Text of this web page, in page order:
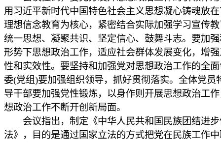
用习近平新时代中国特色社会主义思想凝心铸魂放
理想信念教育为核心，紧密结合实际加强学习宣传
统一思想、凝聚共识、坚定信心、鼓舞斗志。要加
形势下思想政治工作，适应社会群体发展变化，增
性和实效性。要坚持和加强党对思想政治工作的全
委(党组)要加强组织领导，抓好贯彻落实。全体党员
导干部要加强党性锻炼，以身作则开展思想政治工
想政治工作不断开创新局面。
会议指出，制定《中华人民共和国民族团结进步
法》，目的是通过国家立法的方式把党在民族工作